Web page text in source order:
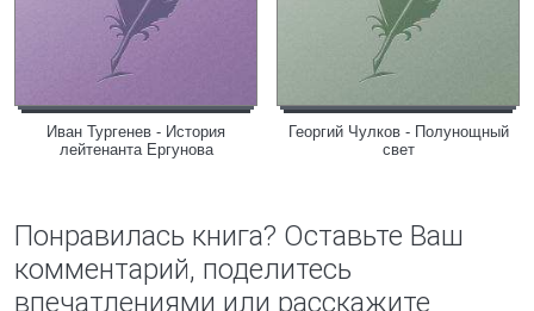
Иван Тургенев - История
лейтенанта Ергунова
Георгий Чулков - Полунощный
свет
Понравилась книга? Оставьте Ваш
комментарий, поделитесь
впечатлениями или расскажите